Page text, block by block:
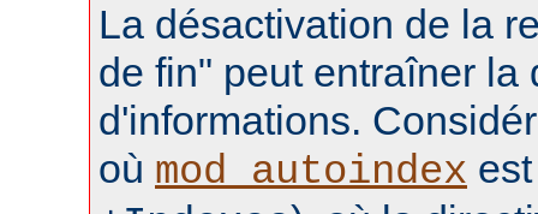
La désactivation de la
de fin" peut entraîner la
d'informations.
où mod_autoindex